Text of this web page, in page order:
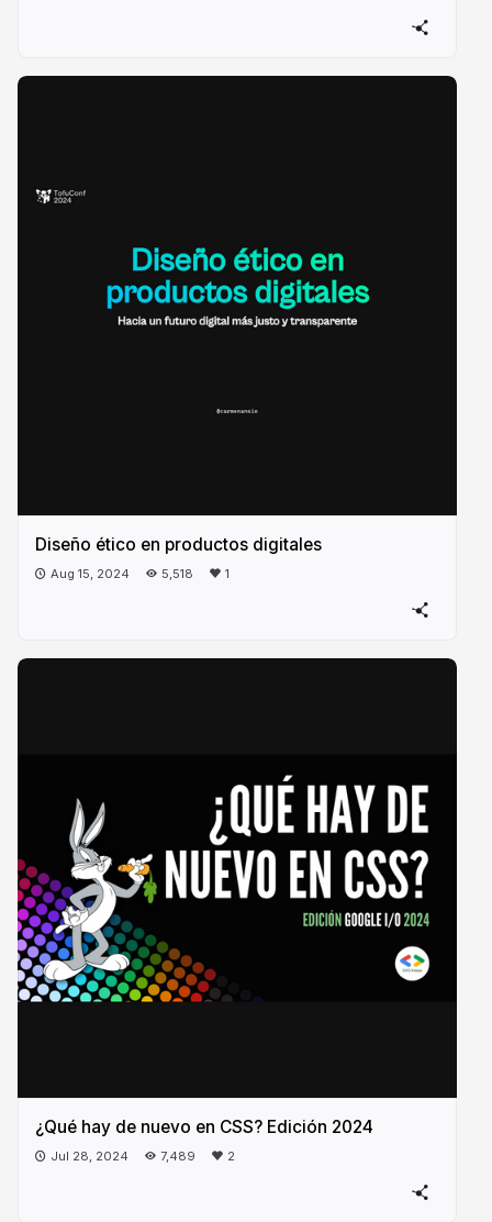
Diseño ético en productos digitales
Aug 15, 2024 5,518 1
¿Qué hay de nuevo en CSS? Edición 2024
Jul 28, 2024 7,489 2